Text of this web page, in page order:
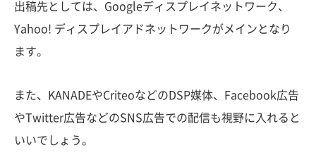
出稿先としては、Googleディスプレイネットワーク、
Yahoo! ディスプレイアドネットワークがメインとなり
ます。
また、KANADEやCriteoなどのDSP媒体、Facebook広告
やTwitter広告などのSNS広告での配信も視野に入れると
いいでしょう。